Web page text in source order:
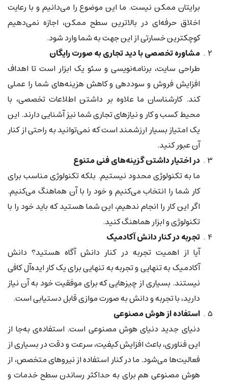
برایتان ممکن نیست. ما این موضوع را می‌دانیم و با رعایت
اخلاق حرفه‌ای در بالاترین سطح ممکن، اجازه نمی‌دهیم
کوچکترین خسارتی از این جهت به شما وارد شود.
مشاوره تخصصی با دید تجاری به صورت رایگان
طراحی سایت، برنامه‌نویسی و سئو یک ابزار است تا اهداف
افزایش فروش و سوددهی و کاهش هزینه‌های شما را عملی
کند. کارشناسان ما علاوه بر داشتن اطلاعات تخصصی، با
محیط کسب و کار و نیازهای تجاری شما نیز آشنایی دارند. این
یک امتیاز بسیار ارزشمند است که نمی‌توانید به راحتی از کنار
آن عبور کنید.
در اختیار داشتن گزینه‌های فنی متنوع
ما به تکنولوژی محدود نیستیم. بلکه تکنولوژی مناسب برای
کار شما را انتخاب می‌کنیم و خود را با آن هماهنگ می‌کنیم.
اگر این کار را انجام ندهیم، این شما هستید که باید خود را با
تکنولوژی و ابزار هماهنگ کنید.
تجربه در کنار دانش آکادمیک
آیا از اهمیت تجربه در کنار دانش آگاه هستید؟ دانش
آکادمیک به تنهایی و تجربه به تنهایی برای یک کار ایده‌آل کافی
نیستند. بسیاری از چیزهایی که برای موفقیت خود به آن نیاز
دارید، با تجربه و دانش به صورت موازی قابل دستیابی است.
استفاده از هوش مصنوعی
دنیای جدید دنیای هوش مصنوعی است. استفاده‌ی به‌جا از
این فناوری، باعث افزایش کیفیت، سرعت و دقت در بسیاری از
فعالیت‌ها می‌شود. ما در کنار استفاده از نیروهای متخصص، از
هوش مصنوعی هم برای به حداکثر رساندن سطح خدمات و